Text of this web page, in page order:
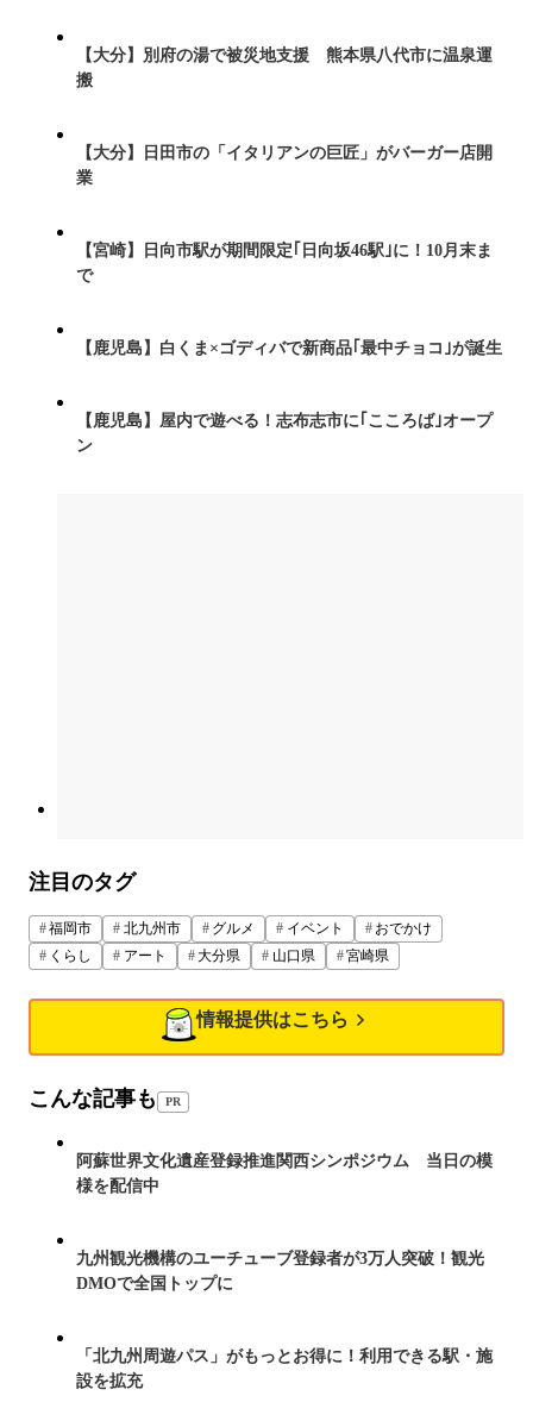
【大分】別府の湯で被災地支援 熊本県八代市に温泉運
搬
【大分】日田市の「イタリアンの巨匠」がバーガー店開
業
【宮崎】日向市駅が期間限定｢日向坂46駅｣に！10月末ま
で
【鹿児島】白くま×ゴディバで新商品｢最中チョコ｣が誕生
【鹿児島】屋内で遊べる！志布志市に｢こころば｣オープ
ン
注目のタグ
福岡市 北九州市 グルメ イベント
おでかけ
くらし
アート 大分県 山口県 宮崎県
情報提供はこちら
こんな記事も PR
阿蘇世界文化遺産登録推進関西シンポジウム 当日の模
様を配信中
九州観光機構のユーチューブ登録者が3万人突破！観光
DMOで全国トップに
「北九州周遊パス」がもっとお得に！利用できる駅・施
設を拡充